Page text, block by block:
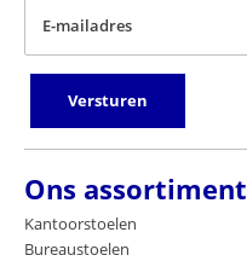
E-mailadres
Versturen
Ons assortiment
Kantoorstoelen
Bureaustoelen